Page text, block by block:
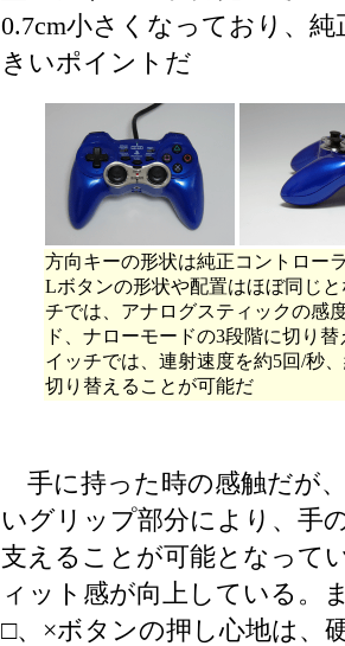
0.7cm小さくなっており、
きいポイントだ
方向キーの形状は純正コントロー
Lボタンの形状や配置はほぼ同じ
チでは、アナログスティックの感
ド、ナローモードの3段階に切り
イッチでは、連射速度を約5回/秒
切り替えることが可能だ
手に持った時の感触だが
いグリップ部分により、手
支えることが可能となって
ィット感が向上している。
□、×ボタンの押し心地は、